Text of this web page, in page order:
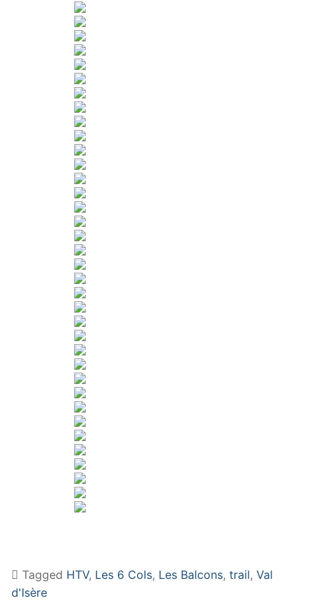
Tagged HTV, Les 6 Cols, Les Balcons, trail, Val
d'Isère